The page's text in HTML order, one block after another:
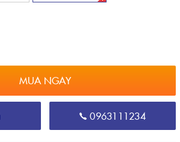
MUA NGAY
0963111234